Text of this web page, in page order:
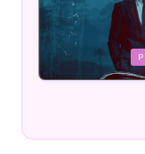
Posted
in